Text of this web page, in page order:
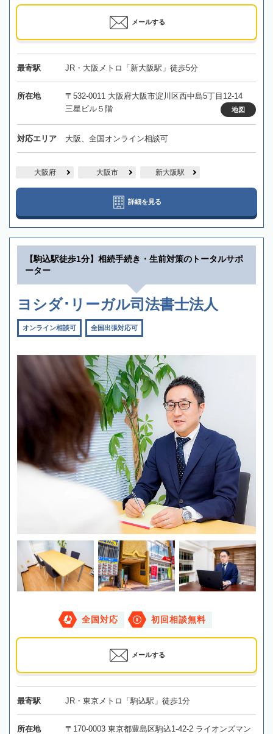
メールする
最寄駅 JR・大阪メトロ「新大阪駅」徒歩5分
所在地
〒532-0011 大阪府大阪市淀川区西中島5丁目12-14
三星ビル５階
地図
対応エリア 大阪、全国オンライン相談可
大阪府 大阪市 新大阪駅
詳細を見る
【駒込駅徒歩1分】相続手続き・生前対策のトータルサポ
ーター
ヨシダ･リーガル司法書士法人
オンライン相談可 全国出張対応可
全国対応 初回相談無料
メールする
最寄駅 JR・東京メトロ「駒込駅」徒歩1分
所在地
〒170-0003 東京都豊島区駒込1-42-2 ライオンズマン